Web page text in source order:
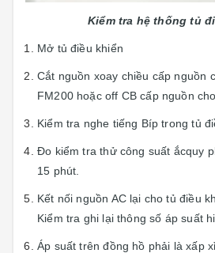
Kiểm tra hệ thống tủ
Mở tủ điều khiển
Cắt nguồn xoay chiều cấp nguồn
FM200 hoặc off CB cấp nguồn
Kiểm tra nghe tiếng Bíp trong tủ
Đo kiểm tra thử công suất ắcquy
15 phút.
Kết nối nguồn AC lại cho tủ điều
Kiểm tra ghi lại thông số áp suất
Áp suất trên đồng hồ phải là xấp